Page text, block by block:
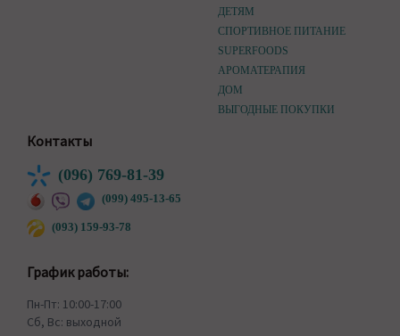
ДЕТЯМ
СПОРТИВНОЕ ПИТАНИЕ
SUPERFOODS
АРОМАТЕРАПИЯ
ДОМ
ВЫГОДНЫЕ ПОКУПКИ
Контакты
(096) 769-81-39
(099) 495-13-65
(093) 159-93-78
График работы:
Пн-Пт: 10:00-17:00
Сб, Вс: выходной